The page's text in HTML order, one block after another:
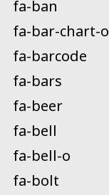
fa-ban
fa-bar-chart-o
fa-barcode
fa-bars
fa-beer
fa-bell
fa-bell-o
fa-bolt